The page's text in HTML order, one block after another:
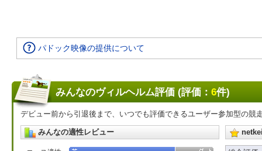
パドック映像の提供について
みんなのヴィルヘルム評価 (評価： 6件)
デビュー前から引退後まで、いつでも評価できるユーザー参加型の競
みんなの適性レビュー